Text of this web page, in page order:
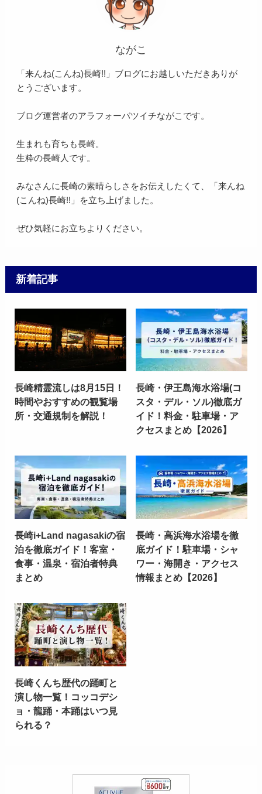
ながこ
「来んね(こんね)長崎!!」ブログにお越しいただきありが
とうございます。
ブログ運営者のアラフォーバツイチながこです。
生まれも育ちも長崎。
生粋の長崎人です。
みなさんに長崎の素晴らしさをお伝えしたくて、「来んね
(こんね)長崎!!」を立ち上げました。
ぜひ気軽にお立ちよりください。
新着記事
長崎精霊流しは8月15日！
時間やおすすめの観覧場
所・交通規制を解説！
長崎・伊王島海水浴場(コ
スタ・デル・ソル)徹底ガ
イド！料金・駐車場・ア
クセスまとめ【2026】
長崎i+Land nagasakiの宿
泊を徹底ガイド！客室・
食事・温泉・宿泊者特典
まとめ
長崎・高浜海水浴場を徹
底ガイド！駐車場・シャ
ワー・海開き・アクセス
情報まとめ【2026】
長崎くんち歴代の踊町と
演し物一覧！コッコデシ
ョ・龍踊・本踊はいつ見
られる？